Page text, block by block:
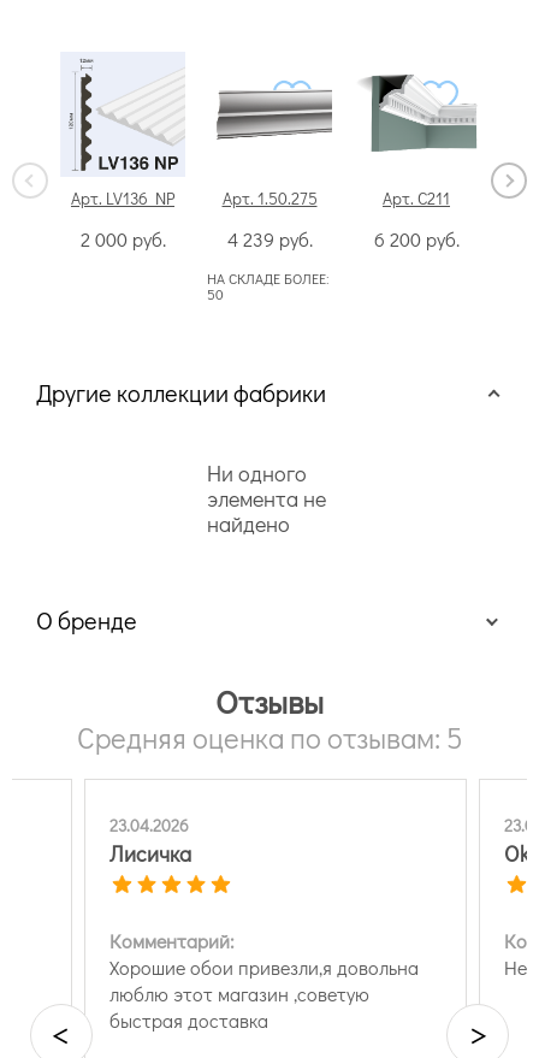
Арт. LV136 NP
2 000 руб.
Арт. 1.50.275
4 239 руб.
НА СКЛАДЕ БОЛЕЕ:
50
Арт. C211
6 200 руб.
Другие коллекции фабрики
Ни одного
элемента не
найдено
О бренде
Отзывы
Средняя оценка по отзывам: 5
23.04.2026
Лисичка
Комментарий:
Хорошие обои привезли,я довольна
люблю этот магазин ,советую
быстрая доставка
Нет
< >